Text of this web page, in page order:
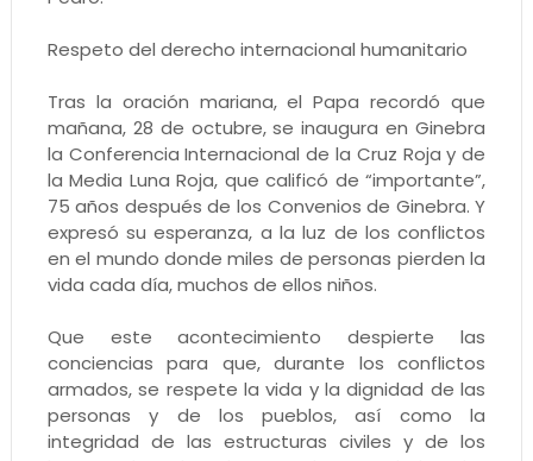
Respeto del derecho internacional humanitario
Tras la oración mariana, el Papa recordó que
mañana, 28 de octubre, se inaugura en Ginebra
la Conferencia Internacional de la Cruz Roja y de
la Media Luna Roja, que calificó de “importante”,
75 años después de los Convenios de Ginebra. Y
expresó su esperanza, a la luz de los conflictos
en el mundo donde miles de personas pierden la
vida cada día, muchos de ellos niños.
Que este acontecimiento despierte las
conciencias para que, durante los conflictos
armados, se respete la vida y la dignidad de las
personas y de los pueblos, así como la
integridad de las estructuras civiles y de los